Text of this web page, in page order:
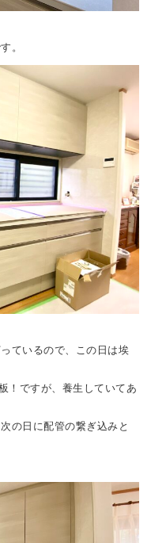
。
ているので、この日は埃
！ですが、養生していてあ
の日に配管の繋ぎ込みと